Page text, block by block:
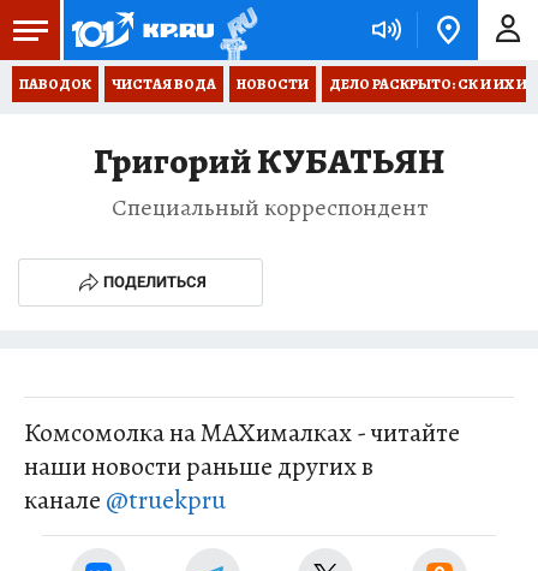
ПАВОДОК ЧИСТАЯ ВОДА НОВОСТИ ДЕЛО РАСКРЫТО: СК И ИХ
Григорий КУБАТЬЯН
Специальный корреспондент
ПОДЕЛИТЬСЯ
Комсомолка на MAXималках - читайте
наши новости раньше других в
канале @truekpru